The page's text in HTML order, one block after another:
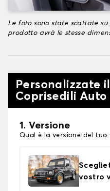
Le foto sono state scattate
prodotto avrà le stesse
Personalizzate
Coprisedili Auto
1. Versione
Qual è la versione del tuo
vostro